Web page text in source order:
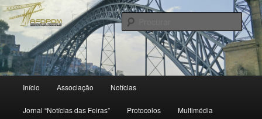
Saltar
para
o
conteúdo
primário
principal
Início Associação Notícias
Jornal “Notícias das Feiras” Protocolos Multimédia